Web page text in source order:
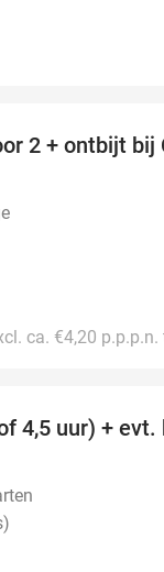
2 + ontbijt bij
ca. €4,20
4,5 uur) +